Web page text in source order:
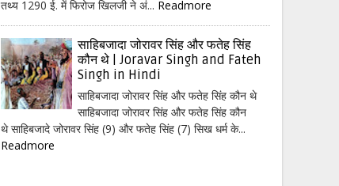
तथ्य 1290 ई. में फिरोज खिलजी ने अं... Readmore
साहिबजादा जोरावर सिंह और फतेह सिंह
कौन थे | Joravar Singh and Fateh
Singh in Hindi
साहिबजादा जोरावर सिंह और फतेह सिंह कौन थे
साहिबजादा जोरावर सिंह और फतेह सिंह कौन
थे साहिबजादे जोरावर सिंह (9) और फतेह सिंह (7) सिख धर्म के...
Readmore